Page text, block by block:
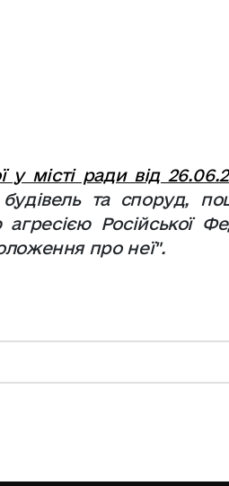
у місті ради від
та споруд,
Російської
про неї".